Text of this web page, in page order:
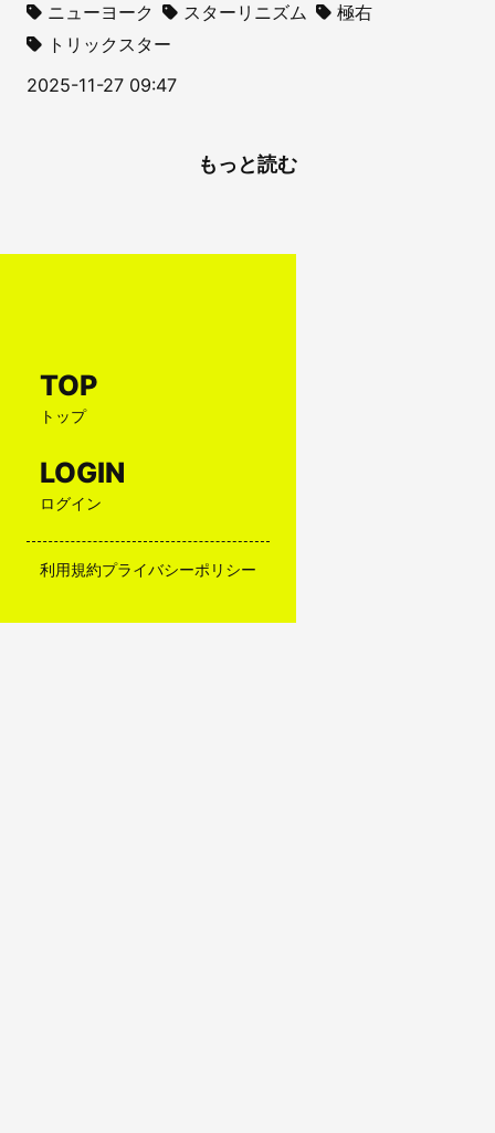
ニューヨーク
スターリニズム
極右
トリックスター
2025-11-27 09:47
もっと読む
TOP
トップ
LOGIN
ログイン
利用規約プライバシーポリシー